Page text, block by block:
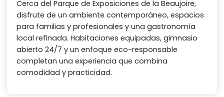
Cerca del Parque de Exposiciones de la Beaujoire,
disfrute de un ambiente contemporáneo, espacios
para familias y profesionales y una gastronomía
local refinada. Habitaciones equipadas, gimnasio
abierto 24/7 y un enfoque eco-responsable
completan una experiencia que combina
comodidad y practicidad.